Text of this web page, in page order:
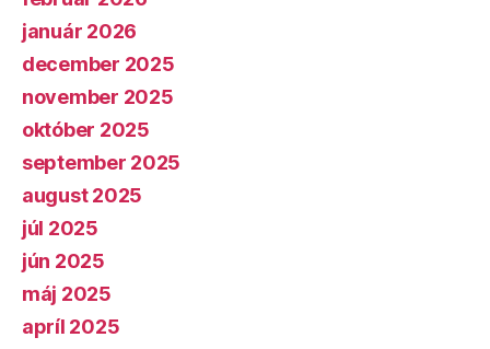
január 2026
december 2025
november 2025
október 2025
september 2025
august 2025
júl 2025
jún 2025
máj 2025
apríl 2025